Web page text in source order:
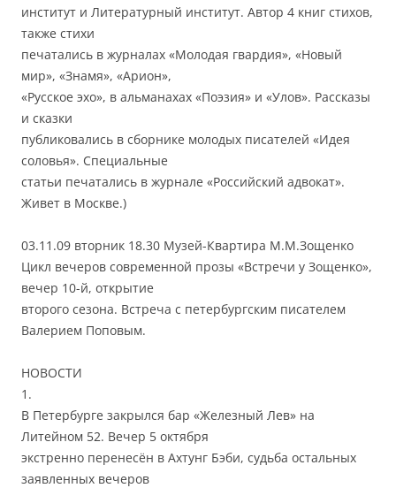
институт и Литературный институт. Автор 4 книг стихов,
также стихи
печатались в журналах «Молодая гвардия», «Новый
мир», «Знамя», «Арион»,
«Русское эхо», в альманахах «Поэзия» и «Улов». Рассказы
и сказки
публиковались в сборнике молодых писателей «Идея
соловья». Специальные
статьи печатались в журнале «Российский адвокат».
Живет в Москве.)
03.11.09 вторник 18.30 Музей-Квартира М.М.Зощенко
Цикл вечеров современной прозы «Встречи у Зощенко»,
вечер 10-й, открытие
второго сезона. Встреча с петербургским писателем
Валерием Поповым.
НОВОСТИ
1.
В Петербурге закрылся бар «Железный Лев» на
Литейном 52. Вечер 5 октября
экстренно перенесён в Ахтунг Бэби, судьба остальных
заявленных вечеров